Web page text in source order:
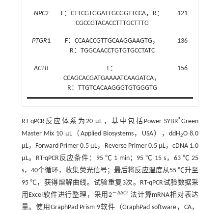
NPC2
F：CTTCGTGGATTGCGGTTCCA，R：
CGCCGTACACCTTTGCTTTG
121
PTGR1
F：CCAACCGTTGCAAGGAAGTG，
R：TGGCAACCTGTGTGCCTATC
136
ACTB
F：
CCAGCACGATGAAAATCAAGATCA，
R：TTGTCACAAGGGTGTGGGTG
156
RT-qPCR反应体系为20 μL，基中包括Power SYBR®Green
Master Mix 10 μL（Applied Biosystems，USA），ddH2O 8.0
μL，Forward Primer 0.5 μL，Reverse Primer 0.5 μL，cDNA 1.0
μL。RT-qPCR反应条件：95 ℃ 1 min；95 ℃ 15 s，63 ℃ 25
s，40个循环，收集荧光信号；最后将反应温度从55 ℃升至
95 ℃，获得熔解曲线。试验重复3次。RT-qPCR试验数据采
用Excel软件进行整理，采用2－ΔΔCt 法计算mRNA相对表达
量。使用GraphPad Prism 9软件（GraphPad software，CA，